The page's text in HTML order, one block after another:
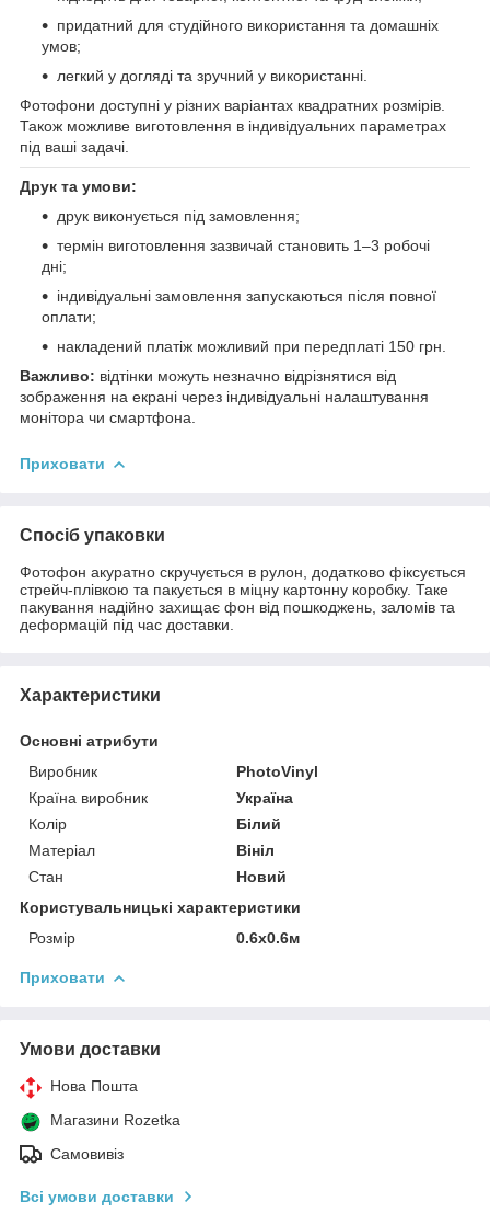
придатний для студійного використання та домашніх
умов;
легкий у догляді та зручний у використанні.
Фотофони доступні у різних варіантах квадратних розмірів.
Також можливе виготовлення в індивідуальних параметрах
під ваші задачі.
Друк та умови:
друк виконується під замовлення;
термін виготовлення зазвичай становить 1–3 робочі
дні;
індивідуальні замовлення запускаються після повної
оплати;
накладений платіж можливий при передплаті 150 грн.
Важливо: відтінки можуть незначно відрізнятися від
зображення на екрані через індивідуальні налаштування
монітора чи смартфона.
Приховати
Спосіб упаковки
Фотофон акуратно скручується в рулон, додатково фіксується
стрейч-плівкою та пакується в міцну картонну коробку. Таке
пакування надійно захищає фон від пошкоджень, заломів та
деформацій під час доставки.
Характеристики
Основні атрибути
Виробник
PhotoVinyl
Країна виробник
Україна
Колір
Білий
Матеріал
Вініл
Стан
Новий
Користувальницькі характеристики
Розмір
0.6х0.6м
Приховати
Умови доставки
Нова Пошта
Магазини Rozetka
Самовивіз
Всі умови доставки